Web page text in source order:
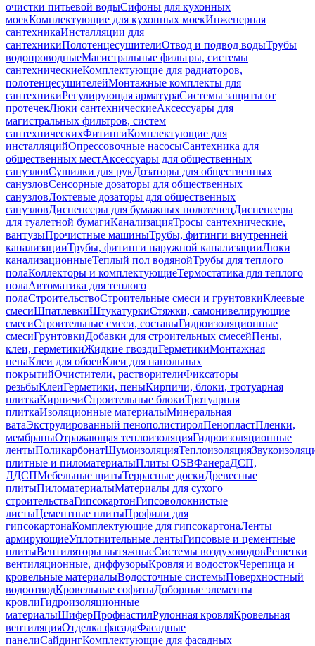
очистки питьевой водыСифоны для кухонных
моекКомплектующие для кухонных моекИнженерная
сантехникаИнсталляции для
сантехникиПолотенцесушителиОтвод и подвод водыТрубы
водопроводныеМагистральные фильтры, системы
сантехническиеКомплектующие для радиаторов,
полотенцесушителейМонтажные комплекты для
сантехникиРегулирующая арматураСистемы защиты от
протечекЛюки сантехническиеАксессуары для
магистральных фильтров, систем
сантехническихФитингиКомплектующие для
инсталляцийОпрессовочные насосыСантехника для
общественных местАксессуары для общественных
санузловСушилки для рукДозаторы для общественных
санузловСенсорные дозаторы для общественных
санузловЛоктевые дозаторы для общественных
санузловДиспенсеры для бумажных полотенецДиспенсеры
для туалетной бумагиКанализацияТросы сантехнические,
вантузыПрочистные машиныТрубы, фитинги внутренней
канализацииТрубы, фитинги наружной канализацииЛюки
канализационныеТеплый пол водянойТрубы для теплого
полаКоллекторы и комплектующиеТермостатика для теплого
полаАвтоматика для теплого
полаСтроительствоСтроительные смеси и грунтовкиКлеевые
смесиШпатлевкиШтукатуркиСтяжки, самонивелирующие
смесиСтроительные смеси, составыГидроизоляционные
смесиГрунтовкиДобавки для строительных смесейПены,
клеи, герметикиЖидкие гвоздиГерметикиМонтажная
пенаКлеи для обоевКлеи для напольных
покрытийОчистители, растворителиФиксаторы
резьбыКлеиГерметики, пеныКирпичи, блоки, тротуарная
плиткаКирпичиСтроительные блокиТротуарная
плиткаИзоляционные материалыМинеральная
ватаЭкструдированный пенополистиролПенопластПленки,
мембраныОтражающая теплоизоляцияГидроизоляционные
лентыПоликарбонатШумоизоляцияТеплоизоляция
плитные и пиломатериалыПлиты OSBФанераДСП,
ЛДСПМебельные щитыТеррасные доскиДревесные
плитыПиломатериалыМатериалы для сухого
строительстваГипсокартонГипсоволокнистые
листыЦементные плитыПрофили для
гипсокартонаКомплектующие для гипсокартонаЛенты
армирующиеУплотнительные лентыГипсовые и цементные
плитыВентиляторы вытяжныеСистемы воздуховодовРешетки
вентиляционные, диффузорыКровля и водостокЧерепица и
кровельные материалыВодосточные системыПоверхностный
водоотводКровельные софитыДоборные элементы
кровлиГидроизоляционные
материалыШиферПрофнастилРулонная кровляКровельная
вентиляцияОтделка фасадаФасадные
панелиСайдингКомплектующие для фасадных